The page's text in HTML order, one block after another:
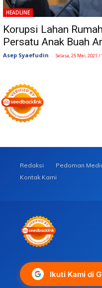
HEADLINE
Korupsi Lahan
Persatu Anak Buah
Asep Syaefudin - Selasa, 25 Mei, 2021 /
Redaksi Pedoman
Kontak Kami
Ikuti Kami di